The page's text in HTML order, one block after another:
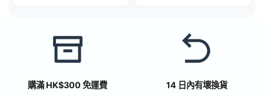
購滿 HK$300 免運費 14 日內有壞換貨